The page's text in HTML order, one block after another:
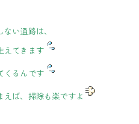
い通路は、
えてきます
くるんです
えば、掃除も楽ですよ